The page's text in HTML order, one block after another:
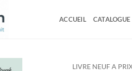
ACCUEIL CATALOGUE
LIVRE NEUF A